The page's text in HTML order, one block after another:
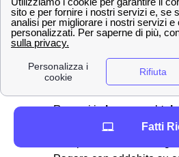
ricarica con Wind-Tre a
Ricaricareil proprio numero di
significa rimediare ad un credito
inesistente sulla vostra sim
ricarica si può:
Recarsi inbancao al
Fatti